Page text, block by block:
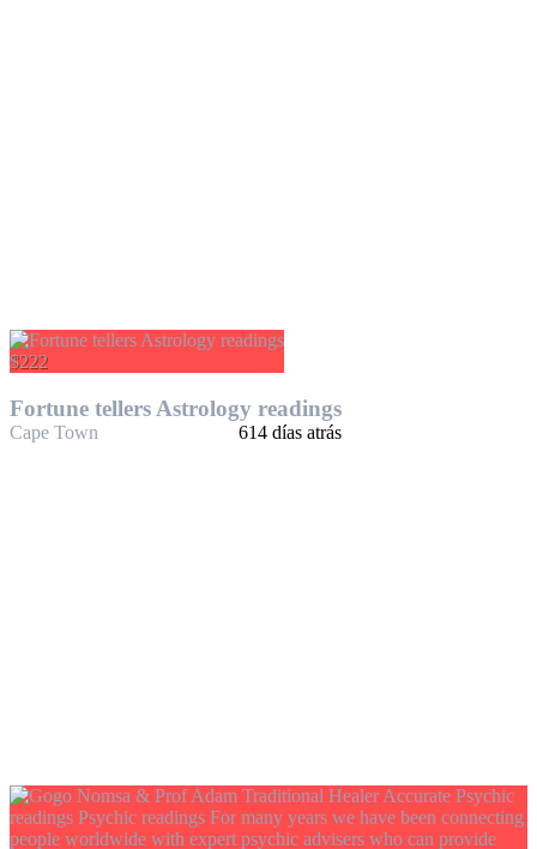
$222
Fortune tellers Astrology readings
Cape Town 614 días atrás